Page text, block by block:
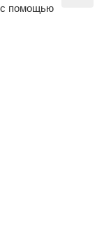
с помощью